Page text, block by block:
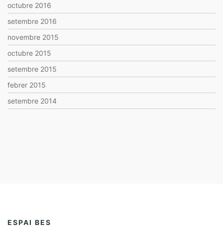
octubre 2016
setembre 2016
novembre 2015
octubre 2015
setembre 2015
febrer 2015
setembre 2014
ESPAI BES